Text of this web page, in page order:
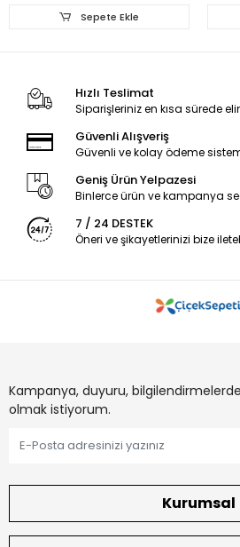
Sepete Ekle
Hızlı Teslimat
Siparişleriniz en kısa sürede
Güvenli Alışveriş
Güvenli ve kolay ödeme
Geniş Ürün Yelpazesi
Binlerce ürün ve kampanya
7 / 24 DESTEK
Öneri ve şikayetlerinizi bize
Kampanya, duyuru,
olmak istiyorum.
Kurumsal